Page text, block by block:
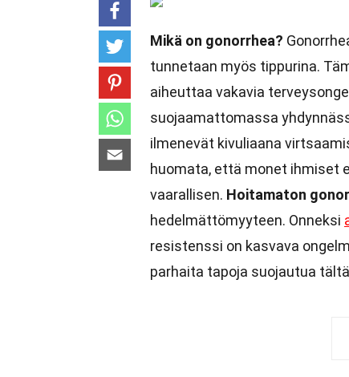
Mikä on gonorrhea?
tunnetaan myös tippurina.
aiheuttaa vakavia
suojaamattomassa
ilmenevät kivuliaana
huomata, että monet ihmiset
vaarallisen. Hoitamaton
hedelmättömyyteen. Onneksi
resistenssi on kasvava
parhaita tapoja suojautua